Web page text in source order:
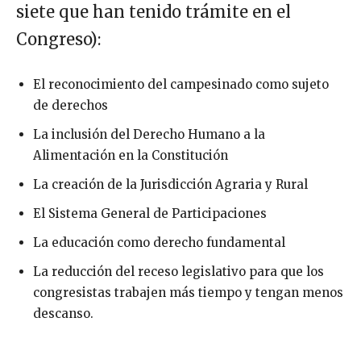
siete que han tenido trámite en el
Congreso):
El reconocimiento del campesinado como sujeto
de derechos
La inclusión del Derecho Humano a la
Alimentación en la Constitución
La creación de la Jurisdicción Agraria y Rural
El Sistema General de Participaciones
La educación como derecho fundamental
La reducción del receso legislativo para que los
congresistas trabajen más tiempo y tengan menos
descanso.